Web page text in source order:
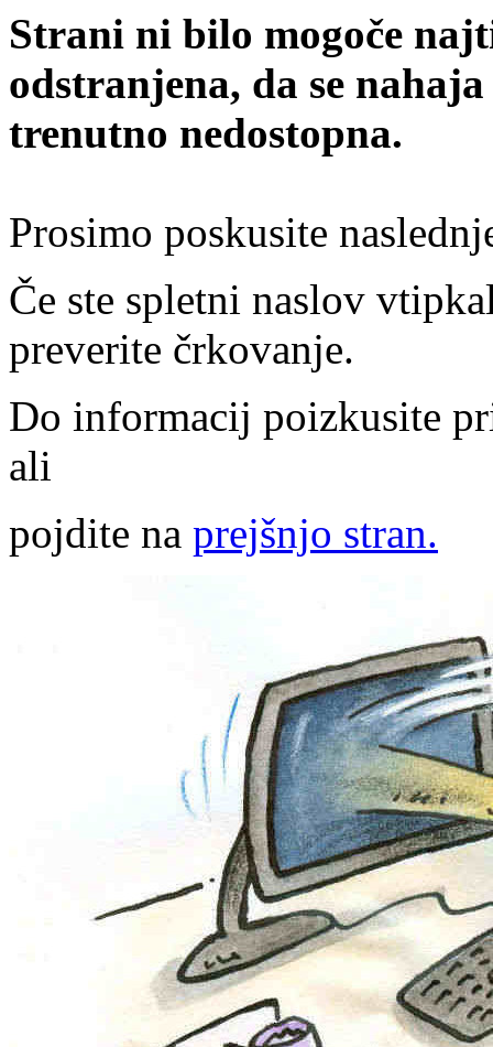
Strani ni bilo mogoče
odstranjena, da se
trenutno nedostopna.
Prosimo poskusite
Če ste spletni naslov
preverite črkovanje.
Do informacij poizkusite
ali
pojdite na prejšnjo stran.